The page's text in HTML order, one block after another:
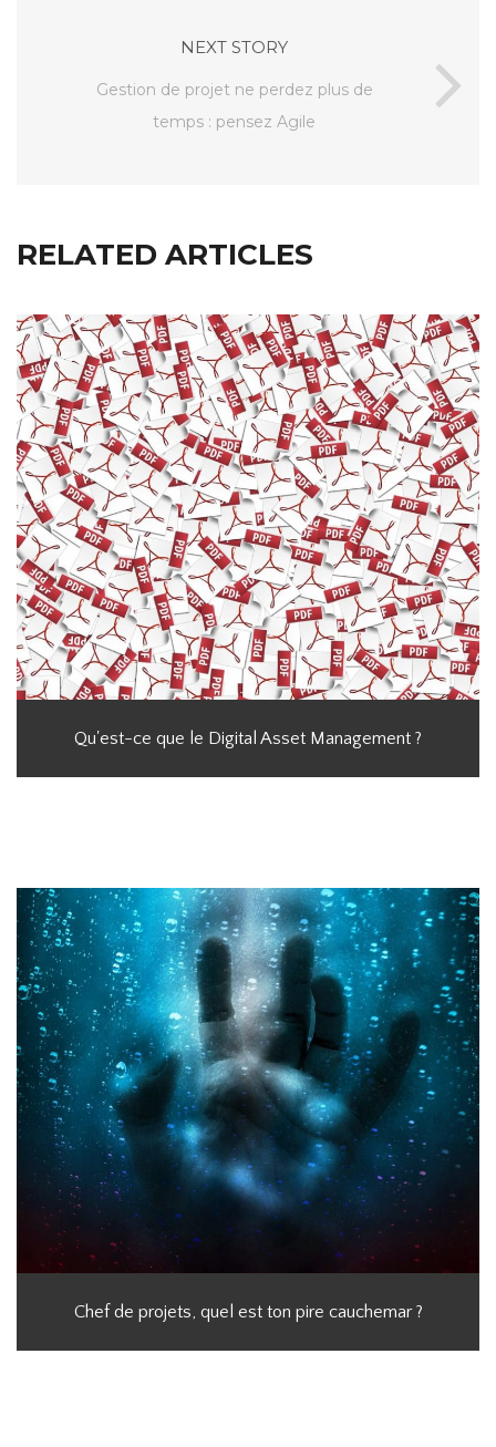
NEXT STORY
Gestion de projet ne perdez plus de
temps : pensez Agile
RELATED ARTICLES
Qu'est-ce que le Digital Asset Management ?
Chef de projets, quel est ton pire cauchemar ?